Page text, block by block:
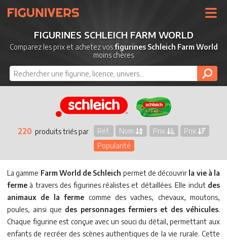
UNIVERS
LICENCES
MARQUES
NOUVEAUTÉS
DERNIERS AJOUTS
FIGURINES SCHLEICH FARM WORLD
Comparez les prix et achetez vosfigurines Schleich Farm World
moins chères
220 produits triés par Réf. Nom Prix
Prix
Popularité
La gamme Farm World de Schleich permet de découvrir la vie à la
ferme à travers des figurines réalistes et détaillées. Elle inclut des
animaux de la ferme comme des vaches, chevaux, moutons,
poules, ainsi que des personnages fermiers et des véhicules.
Chaque figurine est conçue avec un souci du détail, permettant aux
enfants de recréer des scènes authentiques de la vie rurale. Cette